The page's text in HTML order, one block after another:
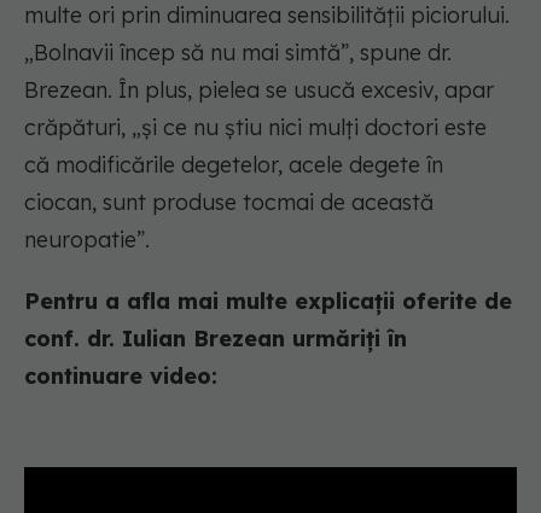
multe ori prin diminuarea sensibilității piciorului.
„Bolnavii încep să nu mai simtă”, spune dr.
Brezean. În plus, pielea se usucă excesiv, apar
crăpături, „și ce nu știu nici mulți doctori este
că modificările degetelor, acele degete în
ciocan, sunt produse tocmai de această
neuropatie”.
Pentru a afla mai multe explicații oferite de
conf. dr. Iulian Brezean urmăriți în
continuare video: